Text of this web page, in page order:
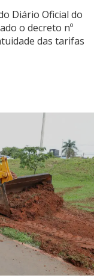
Diário Oficial do
o decreto nº
das tarifas